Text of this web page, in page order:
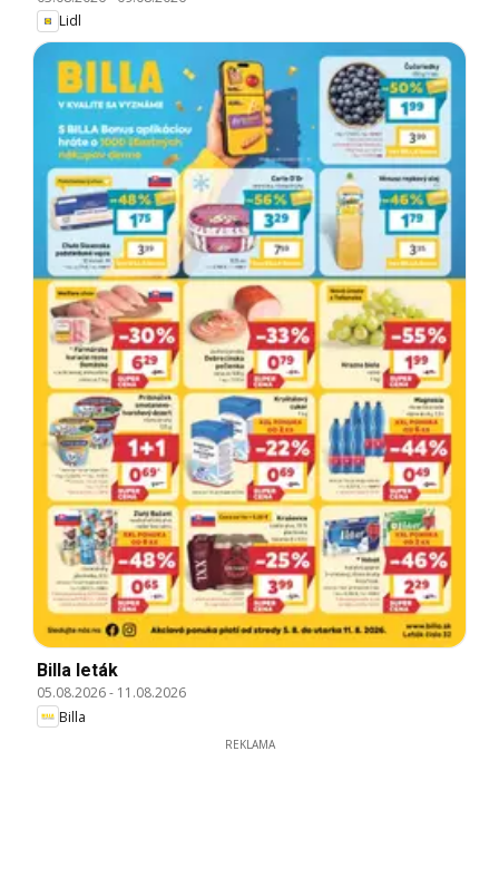
Lidl
Billa leták
05.08.2026- 11.08.2026
Billa
REKLAMA